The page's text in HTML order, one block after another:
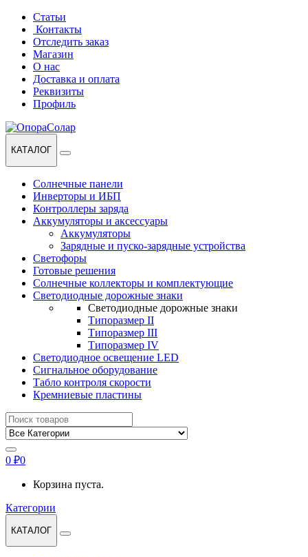
Перейти
навигации
Перейти
содержанию
Статьи
Контакты
Отследить заказ
Магазин
О нас
Доставка и оплата
Реквизиты
Профиль
КАТАЛОГ
Солнечные панели
Инверторы и ИБП
Контроллеры заряда
Аккумуляторы и аксессуары
Аккумуляторы
Зарядные и пуско-зарядные устройства
Светофоры
Готовые решения
Солнечные коллекторы и комплектующие
Светодиодные дорожные знаки
Светодиодные дорожные знаки
Типоразмер II
Типоразмер III
Типоразмер IV
Светодиодное освещение LED
Сигнальное оборудование
Табло контроля скорости
Кремниевые пластины
Найти:
0 ₽0
Корзина пуста.
Категории
КАТАЛОГ